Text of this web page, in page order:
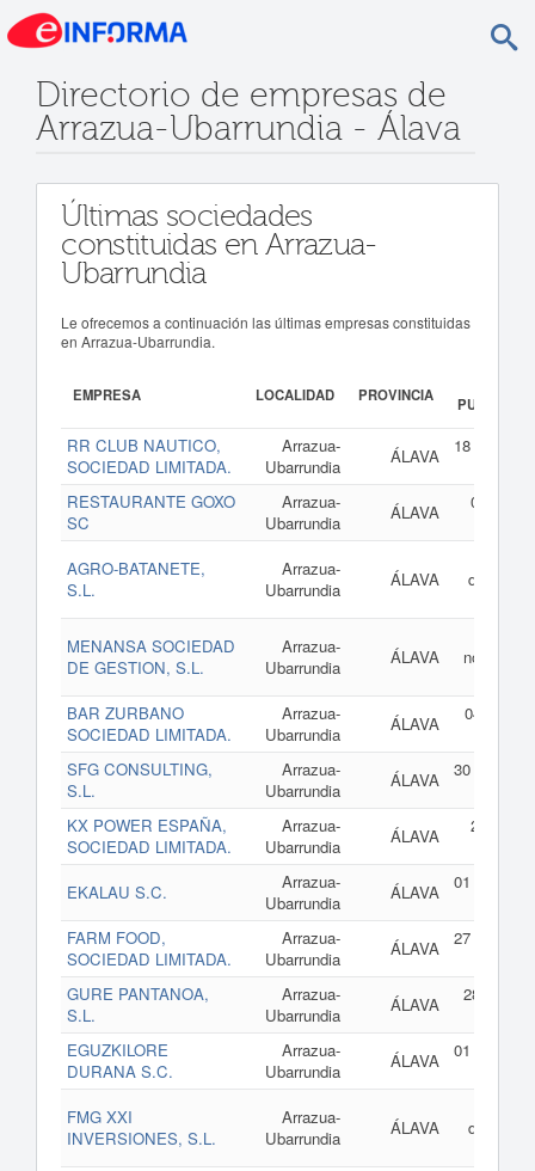
Directorio de empresas de
Arrazua-Ubarrundia - Álava
Últimas sociedades
constituidas en Arrazua-
Ubarrundia
Le ofrecemos a continuación las últimas empresas constituidas
en Arrazua-Ubarrundia.
EMPRESA LOCALIDAD PROVINCIA
RR CLUB NAUTICO,
SOCIEDAD LIMITADA.
Arrazua-
Ubarrundia
ÁLAVA
18 de
RESTAURANTE GOXO
SC
Arrazua-
Ubarrundia
ÁLAVA
01 de
AGRO-BATANETE,
S.L.
Arrazua-
Ubarrundia
ÁLAVA
MENANSA SOCIEDAD
DE GESTION, S.L.
Arrazua-
Ubarrundia
ÁLAVA
BAR ZURBANO
SOCIEDAD LIMITADA.
Arrazua-
Ubarrundia
ÁLAVA
04 de
SFG CONSULTING,
S.L.
Arrazua-
Ubarrundia
ÁLAVA
30 de
KX POWER ESPAÑA,
SOCIEDAD LIMITADA.
Arrazua-
Ubarrundia
ÁLAVA
21 de
EKALAU S.C.
Arrazua-
Ubarrundia
ÁLAVA
01 de
FARM FOOD,
SOCIEDAD LIMITADA.
Arrazua-
Ubarrundia
ÁLAVA
27 de
GURE PANTANOA,
S.L.
Arrazua-
Ubarrundia
ÁLAVA
28 de
EGUZKILORE
DURANA S.C.
Arrazua-
Ubarrundia
ÁLAVA
01 de
FMG XXI
INVERSIONES, S.L.
Arrazua-
Ubarrundia
ÁLAVA